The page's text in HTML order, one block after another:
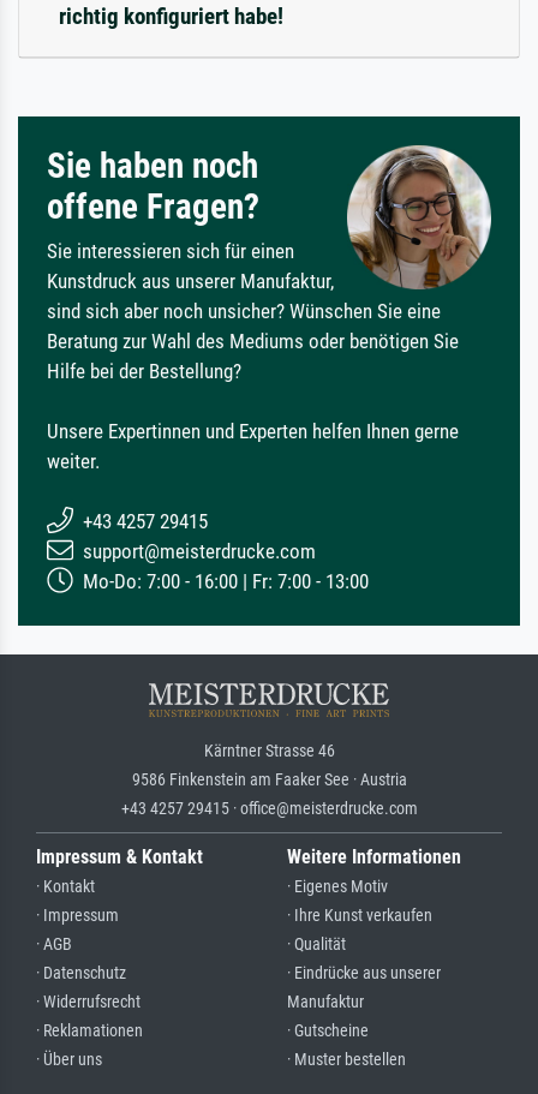
richtig konfiguriert habe!
Sie haben noch
offene Fragen?
Sie interessieren sich für einen
Kunstdruck aus unserer Manufaktur,
sind sich aber noch unsicher? Wünschen Sie eine
Beratung zur Wahl des Mediums oder benötigen Sie
Hilfe bei der Bestellung?
Unsere Expertinnen und Experten helfen Ihnen gerne
weiter.
+43 4257 29415
support@meisterdrucke.com
Mo-Do: 7:00 - 16:00 | Fr: 7:00 - 13:00
Kärntner Strasse 46
9586 Finkenstein am Faaker See · Austria
+43 4257 29415 · office@meisterdrucke.com
Impressum & Kontakt
· Kontakt
· Impressum
· AGB
· Datenschutz
· Widerrufsrecht
· Reklamationen
· Über uns
Weitere Informationen
· Eigenes Motiv
· Ihre Kunst verkaufen
· Qualität
· Eindrücke aus unserer
Manufaktur
· Gutscheine
· Muster bestellen